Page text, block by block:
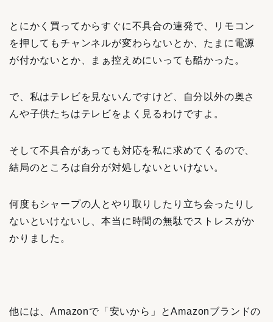
とにかく買ってからすぐに不具合の連発で、リモコン
を押してもチャンネルが変わらないとか、たまに電源
が付かないとか、まぁ控えめにいっても酷かった。
で、私はテレビを見ないんですけど、自分以外の奥さ
んや子供たちはテレビをよく見るわけですよ。
そして不具合があっても対応を私に求めてくるので、
結局のところは自分が対処しないといけない。
何度もシャープの人とやり取りしたり立ち会ったりし
ないといけないし、本当に時間の無駄でストレスがか
かりました。
他には、Amazonで「安いから」とAmazonブランドの